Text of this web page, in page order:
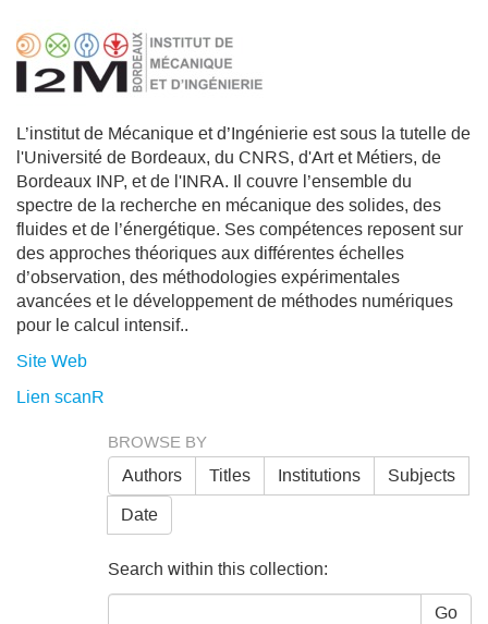
L’institut de Mécanique et d’Ingénierie est sous la tutelle de
l'Université de Bordeaux, du CNRS, d'Art et Métiers, de
Bordeaux INP, et de l'INRA. Il couvre l’ensemble du
spectre de la recherche en mécanique des solides, des
fluides et de l’énergétique. Ses compétences reposent sur
des approches théoriques aux différentes échelles
d’observation, des méthodologies expérimentales
avancées et le développement de méthodes numériques
pour le calcul intensif..
Site Web
Lien scanR
BROWSE BY
Authors
Titles Institutions Subjects
Date
Search within this collection:
Go